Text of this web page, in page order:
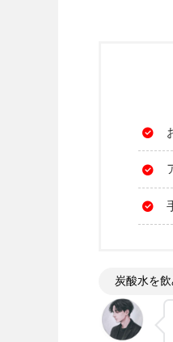
炭酸水を